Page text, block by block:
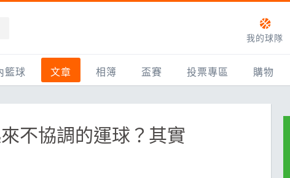
我的球隊
籃球 文章
全部
新聞報導
相簿
精選相簿
網友相簿
盃賽
IMBC躍動籃球聯盟
DLIVE週末籃球聯賽
Ding Yu頂煜籃球聯盟
TYGS籃球聯盟
投票專區 購物
不協調的運球？其實